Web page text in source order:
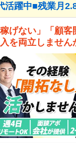
活躍中■残業月
稼げない」「顧
を両立しません